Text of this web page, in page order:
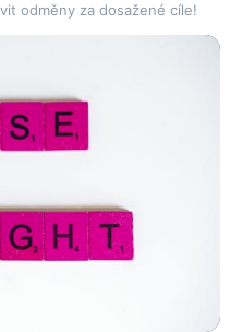
odměny za dosažené cíle!